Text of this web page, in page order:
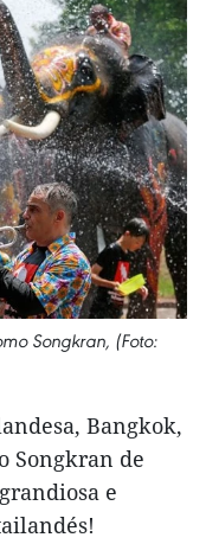
Songkran, (Foto:
Bangkok,
Songkran de
e